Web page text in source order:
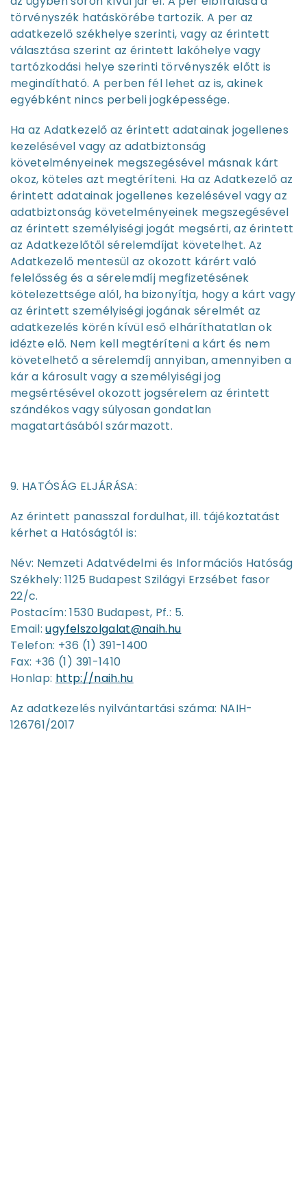
törvényszék hatáskörébe tartozik. A per az
adatkezelő székhelye szerinti, vagy az érintett
választása szerint az érintett lakóhelye vagy
tartózkodási helye szerinti törvényszék előtt is
megindítható. A perben fél lehet az is, akinek
egyébként nincs perbeli jogképessége.
Ha az Adatkezelő az érintett adatainak jogellenes
kezelésével vagy az adatbiztonság
követelményeinek megszegésével másnak kárt
okoz, köteles azt megtéríteni. Ha az Adatkezelő az
érintett adatainak jogellenes kezelésével vagy az
adatbiztonság követelményeinek megszegésével
az érintett személyiségi jogát megsérti, az érintett
az Adatkezelőtől sérelemdíjat követelhet. Az
Adatkezelő mentesül az okozott kárért való
felelősség és a sérelemdíj megfizetésének
kötelezettsége alól, ha bizonyítja, hogy a kárt vagy
az érintett személyiségi jogának sérelmét az
adatkezelés körén kívül eső elháríthatatlan ok
idézte elő. Nem kell megtéríteni a kárt és nem
követelhető a sérelemdíj annyiban, amennyiben a
kár a károsult vagy a személyiségi jog
megsértésével okozott jogsérelem az érintett
szándékos vagy súlyosan gondatlan
magatartásából származott.
9. HATÓSÁG ELJÁRÁSA:
Az érintett panasszal fordulhat, ill. tájékoztatást
kérhet a Hatóságtól is:
Név: Nemzeti Adatvédelmi és Információs Hatóság
Székhely: 1125 Budapest Szilágyi Erzsébet fasor
22/c.
Postacím: 1530 Budapest, Pf.: 5.
Email:ugyfelszolgalat@naih.hu
Telefon: +36 (1) 391-1400
Fax: +36 (1) 391-1410
Honlap: http://naih.hu
Az adatkezelés nyilvántartási száma: NAIH-
126761/2017